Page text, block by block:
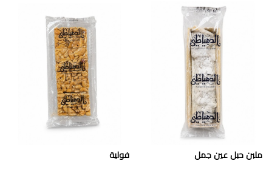
ملبن حبل عين جمل فولية